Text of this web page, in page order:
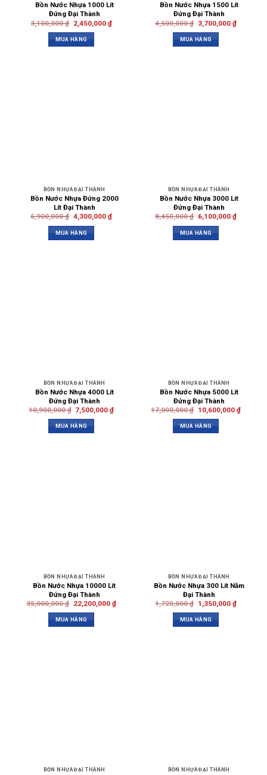
Bồn Nước Nhựa 1000 Lít
Đứng Đại Thành
3,100,000₫ 2,450,000 ₫
MUA HÀNG
Bồn Nước Nhựa 1500 Lít
Đứng Đại Thành
4,500,000₫ 3,700,000 ₫
MUA HÀNG
BỒN NHỰA ĐẠI THÀNH
Bồn Nước Nhựa Đứng 2000
Lít Đại Thành
6,900,000₫ 4,300,000 ₫
MUA HÀNG
BỒN NHỰA ĐẠI THÀNH
Bồn Nước Nhựa 3000 Lít
Đứng Đại Thành
8,450,000₫ 6,100,000 ₫
MUA HÀNG
BỒN NHỰA ĐẠI THÀNH
Bồn Nước Nhựa 4000 Lít
Đứng Đại Thành
10,900,000₫ 7,500,000₫
MUA HÀNG
BỒN NHỰA ĐẠI THÀNH
Bồn Nước Nhựa 5000 Lít
Đứng Đại Thành
17,000,000₫ 10,600,000 ₫
MUA HÀNG
BỒN NHỰA ĐẠI THÀNH
Bồn Nước Nhựa 10000 Lít
Đứng Đại Thành
35,000,000₫ 22,200,000 ₫
MUA HÀNG
BỒN NHỰA ĐẠI THÀNH
Bồn Nước Nhựa 300 Lít Nằm
Đại Thành
1,720,000₫ 1,350,000 ₫
MUA HÀNG
BỒN NHỰA ĐẠI THÀNH BỒN NHỰA ĐẠI THÀNH